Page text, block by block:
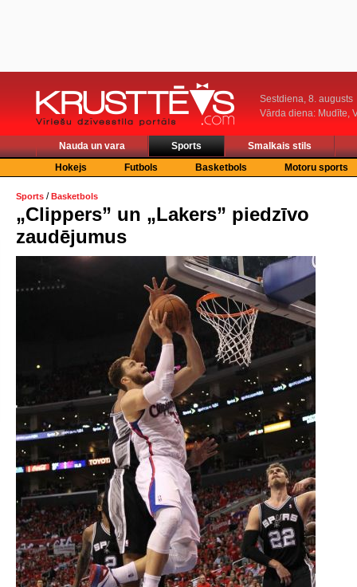
Sestdiena, 8. augusts
Vārda diena: Mudīte,
Nauda un vara Sports
Smalkais stils
Hokejs
Futbols Basketbols Motoru sports
Sports /Basketbols
„Clippers” un „Lakers” piedzīvo
zaudējumus